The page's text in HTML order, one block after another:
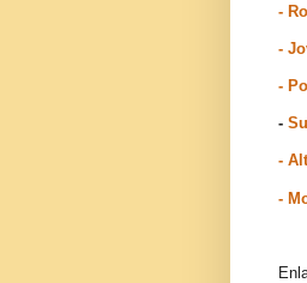
-
-
-
-
-
-